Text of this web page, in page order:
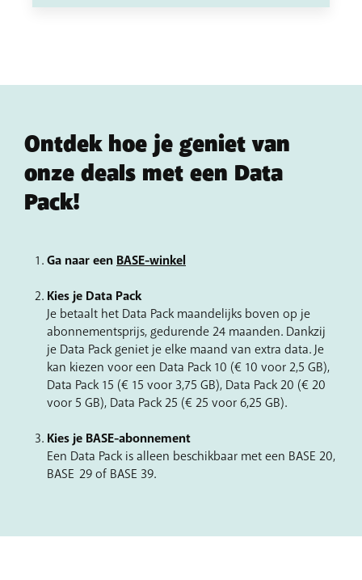
Ontdek hoe je geniet van
onze deals met een Data
Pack!
Ga naar een BASE-winkel
Kies je Data Pack
Je betaalt het Data Pack maandelijks boven op je
abonnementsprijs, gedurende 24 maanden. Dankzij
je Data Pack geniet je elke maand van extra data. Je
kan kiezen voor een Data Pack 10 (€ 10 voor 2,5 GB),
Data Pack 15 (€ 15 voor 3,75 GB), Data Pack 20 (€ 20
voor 5 GB), Data Pack 25 (€ 25 voor 6,25 GB).
Kies je BASE-abonnement
Een Data Pack is alleen beschikbaar met een BASE 20,
BASE 29 of BASE 39.